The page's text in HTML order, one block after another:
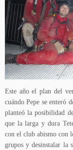
Este año el plan del
cuándo Pepe se enteró
planteó la posibilidad
que la larga y dura
con el club abismo con
grupos y desinstalar la